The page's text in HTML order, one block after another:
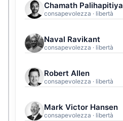
Chamath Palihapitiya
consapevolezza · libertà
Naval Ravikant
consapevolezza · libertà
Robert Allen
consapevolezza · libertà
Mark Victor Hansen
consapevolezza · libertà